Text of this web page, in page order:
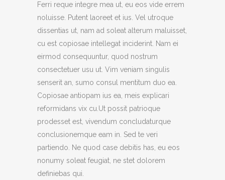
Ferri reque integre mea ut, eu eos vide errem
noluisse. Putent laoreet et ius. Vel utroque
dissentias ut, nam ad soleat alterum maluisset,
cu est copiosae intellegat inciderint. Nam ei
eirmod consequuntur, quod nostrum
consectetuer usu ut. Vim veniam singulis
senserit an, sumo consul mentitum duo ea.
Copiosae antiopam ius ea, meis explicari
reformidans vix cu.Ut possit patrioque
prodesset est, vivendum concludaturque
conclusionemque eam in. Sed te veri
partiendo. Ne quod case debitis has, eu eos
nonumy soleat feugiat, ne stet dolorem
definiebas qui.